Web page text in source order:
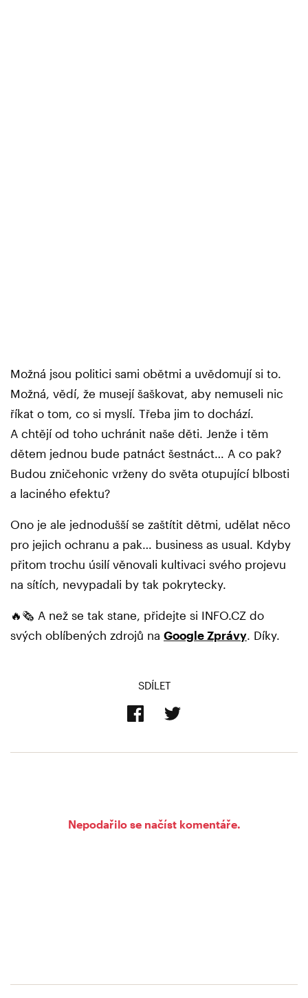
Možná jsou politici sami obětmi a uvědomují si to.
Možná, vědí, že musejí šaškovat, aby nemuseli nic
říkat o tom, co si myslí. Třeba jim to dochází.
A chtějí od toho uchránit naše děti. Jenže i těm
dětem jednou bude patnáct šestnáct… A co pak?
Budou zničehonic vrženy do světa otupující blbosti
a laciného efektu?
Ono je ale jednodušší se zaštítit dětmi, udělat něco
pro jejich ochranu a pak… business as usual. Kdyby
přitom trochu úsilí věnovali kultivaci svého projevu
na sítích, nevypadali by tak pokrytecky.
🔥🗞️ A než se tak stane, přidejte si INFO.CZ do
svých oblíbených zdrojů na Google Zprávy. Díky.
SDÍLET
Nepodařilo se načíst komentáře.